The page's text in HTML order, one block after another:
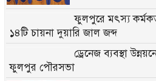
ফুলপুরে মৎস্য
১৪টি চায়না দুয়ারি জাল জব্দ
ড্রেনেজ ব্যবস্থা
ফুলপুর পৌরসভা